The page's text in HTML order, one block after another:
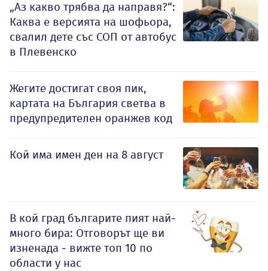
„Аз какво трябва да направя?“:
Каква е версията на шофьора,
свалил дете със СОП от автобус
в Плевенско
Жегите достигат своя пик,
картата на България светва в
предупредителен оранжев код
Кой има имен ден на 8 август
В кой град българите пият най-
много бира: Отговорът ще ви
изненада - вижте топ 10 по
области у нас